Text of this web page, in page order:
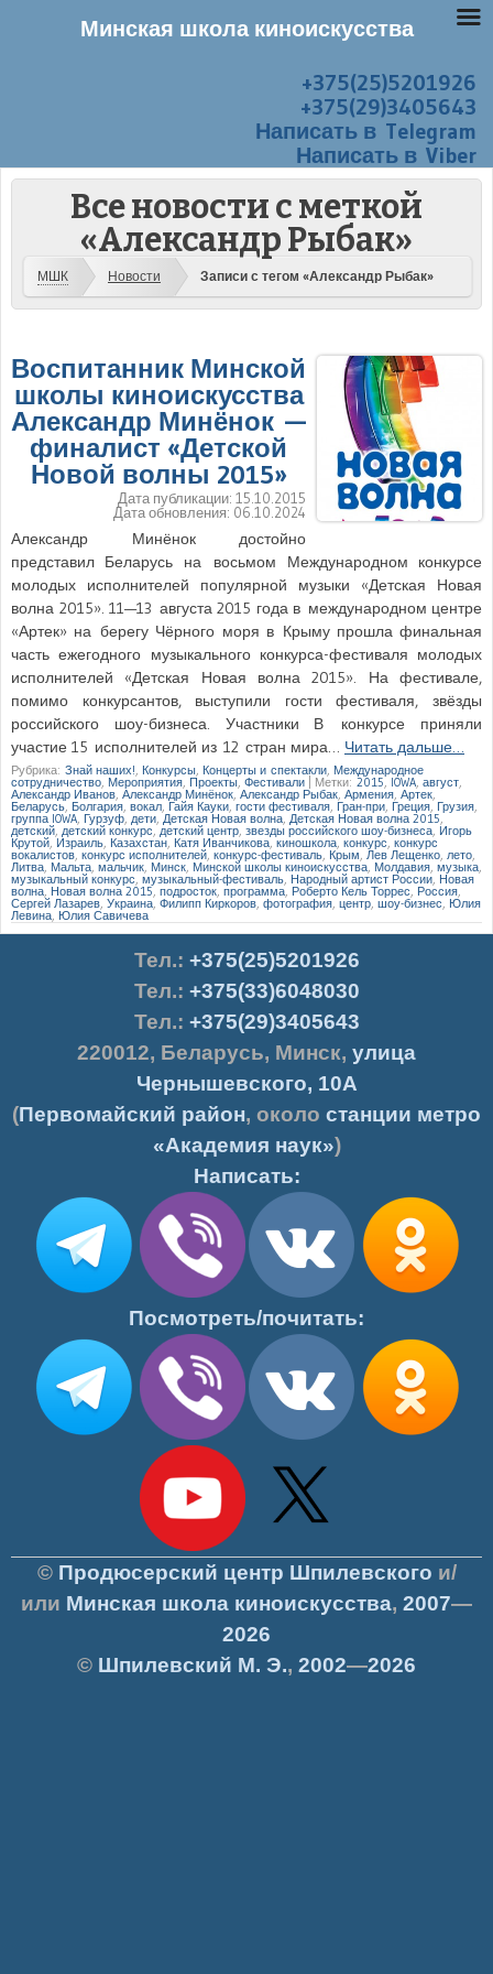
+375(25)5201926
+375(29)3405643
Написать в Telegram
Написать в Viber
Все новости с меткой
«Александр Рыбак»
МШК Новости Записи с тегом «Александр Рыбак»
Воспитанник Минской
школы киноискусства
Александр Минёнок —
финалист «Детской
Новой волны 2015»
Дата публикации: 15.10.2015
Дата обновления: 06.10.2024
Александр Минёнок достойно
представил Беларусь на восьмом Международном конкурсе
молодых исполнителей популярной музыки «Детская Новая
волна 2015». 11—13 августа 2015 года в международном центре
«Артек» на берегу Чёрного моря в Крыму прошла финальная
часть ежегодного музыкального конкурса-фестиваля молодых
исполнителей «Детская Новая волна 2015». На фестивале,
помимо конкурсантов, выступили гости фестиваля, звёзды
российского шоу-бизнеса. Участники В конкурсе приняли
участие 15 исполнителей из 12 стран мира… Читать дальше…
Рубрика: Знай наших! Конкурсы Концерты и спектакли Международное
сотрудничество Мероприятия Проекты Фестивали Метки: 2015, IOWA август
Александр Иванов Александр Минёнок ,Александр Рыбак Армения Артек
Беларусь, Болгария вокал Гайя Кауки ,гости фестиваля Гран-при Греция, Грузия
группа IOWA Гурзуф дети ,Детская Новая волна Детская Новая волна 2015 ,
детский детский конкурс , детский центр звезды российского шоу-бизнеса Игорь
Крутой ,Израиль Казахстан Катя Иванчикова,киношкола конкурс конкурс
вокалистов конкурс исполнителей конкурс-фестиваль Крым Лев Лещенко лето
Литва Мальта мальчик Минск Минской школы киноискусства Молдавия музыка
музыкальный конкурс музыкальный-фестиваль Народный артист России Новая
волна Новая волна 2015, подросток программа Роберто Кель Торрес Россия
Сергей Лазарев Украина, Филипп Киркоров фотография центр шоу-бизнес Юлия
Левина Юлия Савичева
Тел.: +375(25)5201926
Тел.: +375(33)6048030
Тел.: +375(29)3405643
220012, Беларусь, Минск, улица
Чернышевского, 10А
(Первомайский район, около станции метро
«Академия наук»)
Написать:
Посмотреть/почитать:
© Продюсерский центр Шпилевского и/
или Минская школа киноискусства, 2007—
2026
© Шпилевский М. Э., 2002—2026
Минская школа киноискусства